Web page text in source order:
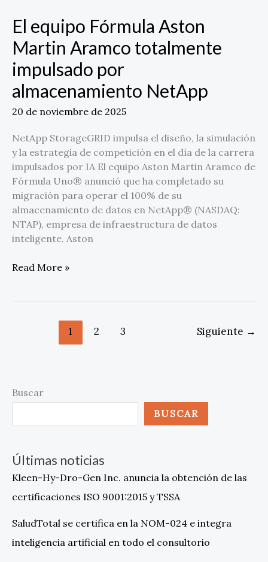
El equipo Fórmula Aston
Martin Aramco totalmente
impulsado por
almacenamiento NetApp
20 de noviembre de 2025
NetApp StorageGRID impulsa el diseño, la simulación
y la estrategia de competición en el día de la carrera
impulsados por IA El equipo Aston Martin Aramco de
Fórmula Uno® anunció que ha completado su
migración para operar el 100% de su
almacenamiento de datos en NetApp® (NASDAQ:
NTAP), empresa de infraestructura de datos
inteligente. Aston
El
equipo
Fórmula
Aston
Martin
Aramco
totalmente
por
almacenamiento
NetApp
Read More »
1 2 3 Siguiente →
Buscar
BUSCAR
Últimas noticias
Kleen-Hy-Dro-Gen Inc. anuncia la obtención de las
certificaciones ISO 9001:2015 y TSSA
SaludTotal se certifica en la NOM-024 e integra
inteligencia artificial en todo el consultorio